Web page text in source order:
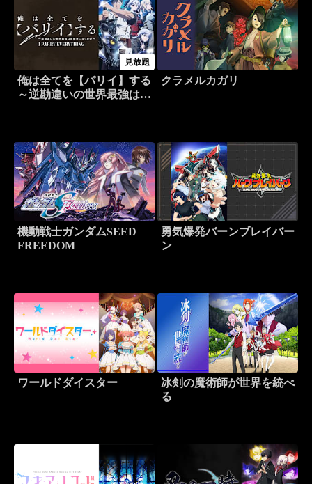
見放題
俺は全てを【パリイ】する
～逆勘違いの世界最強は冒
クラメルカガリ
機動戦士ガンダムSEED
FREEDOM
勇気爆発バーンブレイバー
ン
ワールドダイスター
冰剣の魔術師が世界を統べ
る